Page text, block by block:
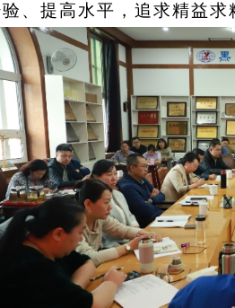
、提高水平，追求精益求